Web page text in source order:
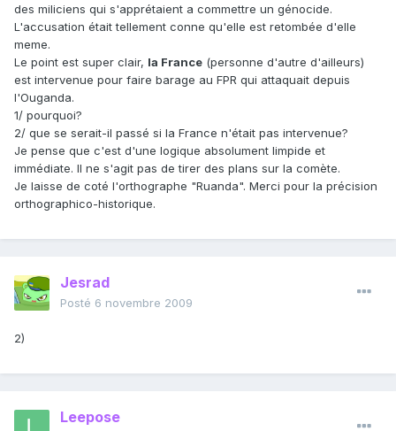
des miliciens qui s'apprétaient a commettre un génocide.
L'accusation était tellement conne qu'elle est retombée d'elle
meme.
Le point est super clair, la France (personne d'autre d'ailleurs)
est intervenue pour faire barage au FPR qui attaquait depuis
l'Ouganda.
1/ pourquoi?
2/ que se serait-il passé si la France n'était pas intervenue?
Je pense que c'est d'une logique absolument limpide et
immédiate. Il ne s'agit pas de tirer des plans sur la comète.
Je laisse de coté l'orthographe "Ruanda". Merci pour la précision
orthographico-historique.
Jesrad
Posté 6 novembre 2009
2)
Leepose